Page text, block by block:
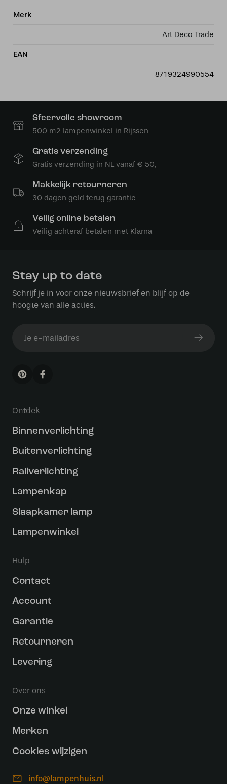
Merk
Art Deco Trade
EAN
8719324990554
Sfeervolle showroom
500 m2 lampenwinkel in Rijssen
Gratis verzending
Gratis verzending in NL vanaf € 50,-
Makkelijk retourneren
30 dagen geld terug garantie
Veilig online betalen
Veilig achteraf betalen met Klarna
Stay up to date
Schrijf je in voor onze nieuwsbrief en blijf op de
hoogte van alle acties.
Ontdek
Binnenverlichting
Buitenverlichting
Railverlichting
Lampenkap
Slaapkamer lamp
Lampenwinkel
Hulp
Contact
Account
Garantie
Retourneren
Levering
Over ons
Onze winkel
Merken
Cookies wijzigen
info@lampenhuis.nl